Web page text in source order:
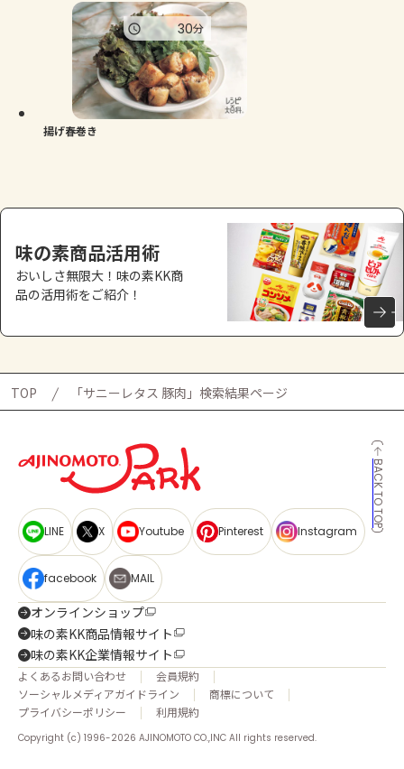
揚げ春巻き
30分
味の素商品活用術
おいしさ無限大！味の素KK商
品の活用術をご紹介！
TOP 「サニーレタス 豚肉」検索結果ページ
BACK TO TOP
LINE X Youtube Pinterest Instagram
facebook MAIL
オンラインショップ
味の素KK商品情報サイト
味の素KK企業情報サイト
よくあるお問い合わせ
会員規約
ソーシャルメディアガイドライン
商標について
プライバシーポリシー
利用規約
Copyright (c) 1996-2026 AJINOMOTO CO.,INC All rights reserved.